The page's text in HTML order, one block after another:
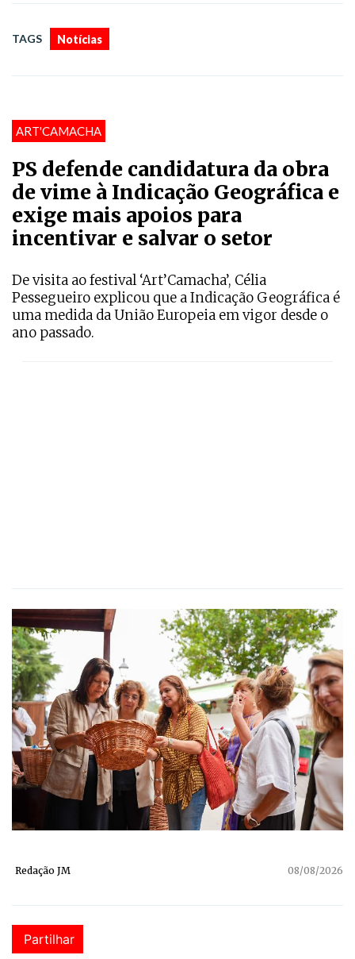
TAGS Notícias
ART'CAMACHA
PS defende candidatura da obra
de vime à Indicação Geográfica e
exige mais apoios para
incentivar e salvar o setor
De visita ao festival ‘Art’Camacha’, Célia
Pessegueiro explicou que a Indicação Geográfica é
uma medida da União Europeia em vigor desde o
ano passado.
Redação JM 08/08/2026
Partilhar